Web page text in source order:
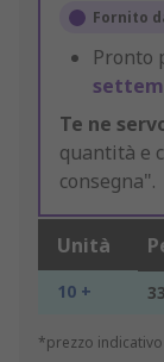
Fornito
Pronto
Te ne
quantità e
consegna".
Unità
10 +
*prezzo indicativo